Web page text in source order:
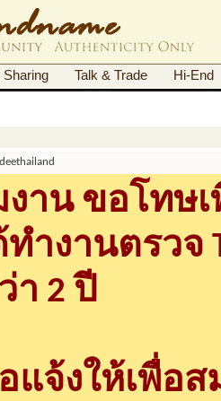
Sharing Talk & Trade Hi-End
าน ขอโทษ
ำงานตรวจ
า 2 ปี
แจ้งให้เพื่อ